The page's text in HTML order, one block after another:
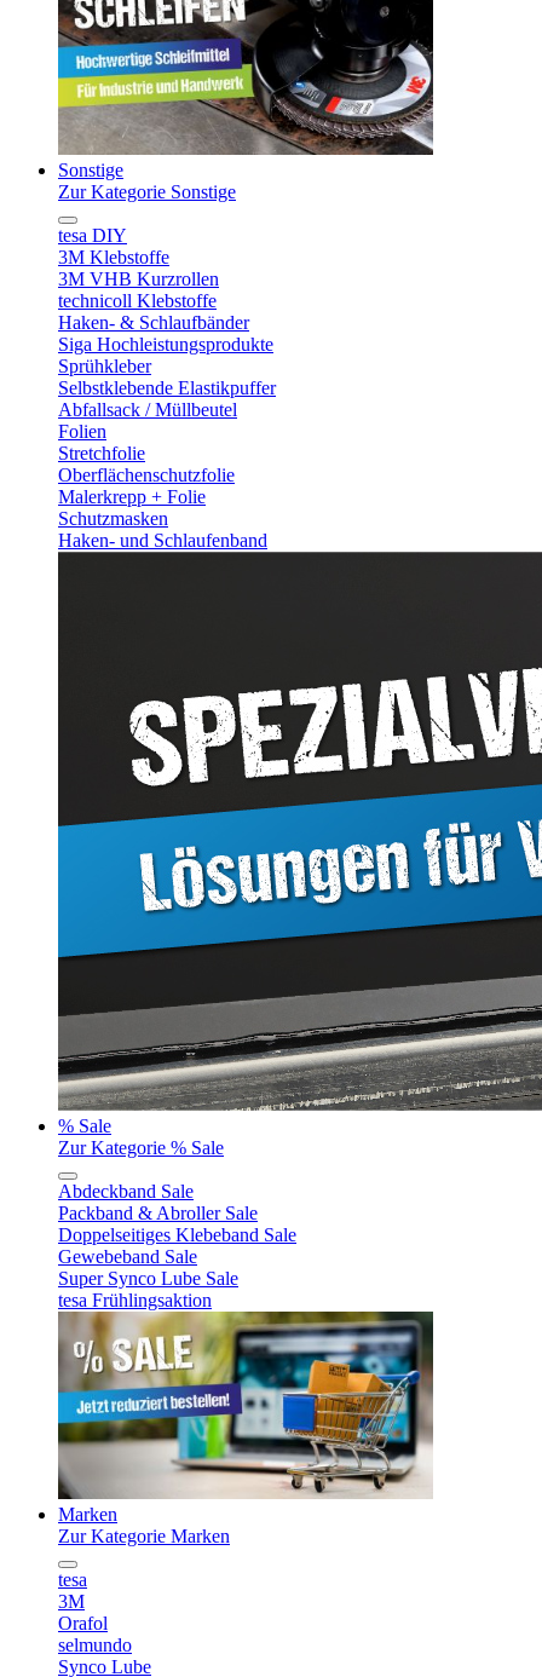
Sonstige
Zur Kategorie Sonstige
tesa DIY
3M Klebstoffe
3M VHB Kurzrollen
technicoll Klebstoffe
Haken- & Schlaufbänder
Siga Hochleistungsprodukte
Sprühkleber
Selbstklebende Elastikpuffer
Abfallsack / Müllbeutel
Folien
Stretchfolie
Oberflächenschutzfolie
Malerkrepp + Folie
Schutzmasken
Haken- und Schlaufenband
% Sale
Zur Kategorie % Sale
Abdeckband Sale
Packband & Abroller Sale
Doppelseitiges Klebeband Sale
Gewebeband Sale
Super Synco Lube Sale
tesa Frühlingsaktion
Marken
Zur Kategorie Marken
tesa
3M
Orafol
selmundo
Synco Lube